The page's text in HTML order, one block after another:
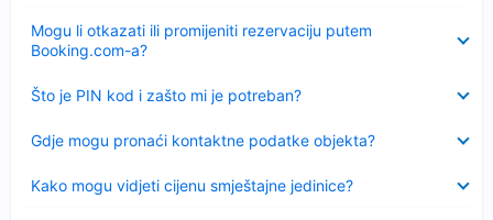
Mogu li otkazati ili promijeniti rezervaciju putem
Booking.com-a?
Što je PIN kod i zašto mi je potreban?
Sažeto
Gdje mogu pronaći kontaktne podatke objekta?
Kako mogu vidjeti cijenu smještajne jedinice?